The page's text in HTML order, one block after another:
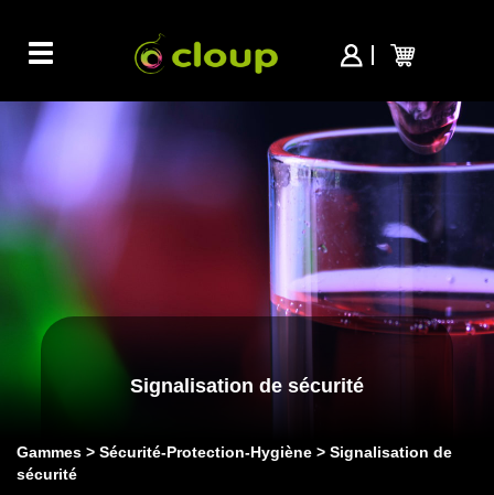
Toggle
navigation
Signalisation de sécurité
Gammes Sécurité-Protection-Hygiène
Signalisation de
sécurité